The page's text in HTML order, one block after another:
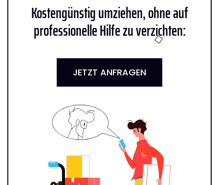
Kostengünstig umziehen, ohne auf
professionelle Hilfe zu verzichten:
JETZT ANFRAGEN